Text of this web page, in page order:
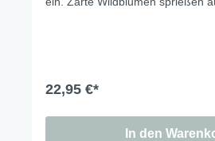
22,95 €*
In den